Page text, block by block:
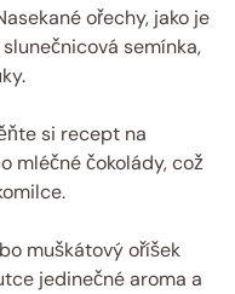
ořechy, jako je
semínka,
si recept na
mléčné čokolády, což
muškátový oříšek
jedinečné aroma a